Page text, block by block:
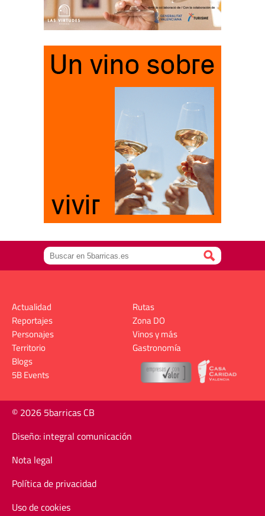
Actualidad
Reportajes
Personajes
Territorio
Rutas
Zona DO
Vinos y más
Gastronomía
Blogs
5B Events
© 2026 5barricas CB
Diseño: integral comunicación
Nota legal
Política de privacidad
Uso de cookies